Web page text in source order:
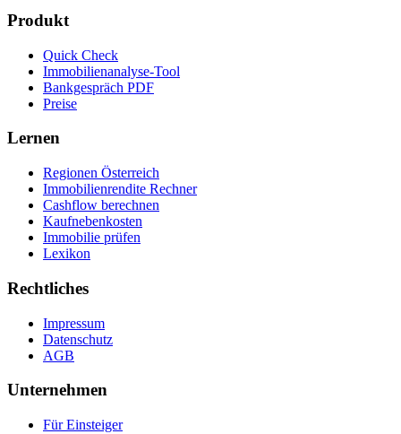
Produkt
Quick Check
Immobilienanalyse-Tool
Bankgespräch PDF
Preise
Lernen
Regionen Österreich
Immobilienrendite Rechner
Cashflow berechnen
Kaufnebenkosten
Immobilie prüfen
Lexikon
Rechtliches
Impressum
Datenschutz
AGB
Unternehmen
Für Einsteiger